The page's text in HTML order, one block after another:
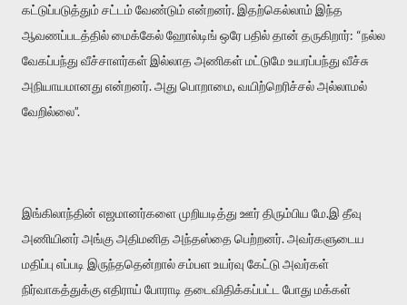
கட்டுப்படுத்தும் சட்டம் வேண்டும் என்றனர். இதற்கெல்லாம் இந்த
ஆவணப்படத்தில் மைக்கேல் ஹோல்டிங் ஒரே பதில் தான் தருகிறார்: “நல்ல
வேகப்பந்து வீச்சாளர்கள் இல்லாத அணிகள் மட்டுமே உயரப்பந்து வீச்சு
அநியாயமானது என்றனர். அது பொறாமை, வயிற்றெரிச்சல் அல்லாமல்
வேறில்லை”.
இங்கிலாந்தின் எஜமானர்களை முறியடித்து ஊர் திரும்பிய மே.இ தீவு
அணியினர் அங்கு அதிமனித அந்தஸ்தை பெற்றனர். அவர்களுடைய
மதிப்பு எப்படி இருந்ததென்றால் சம்பள உயர்வு கேட்டு அவர்கள்
நிர்வாகத்துக்கு எதிராய் போராடி தடைவிதிக்கப்பட்ட போது மக்கள்